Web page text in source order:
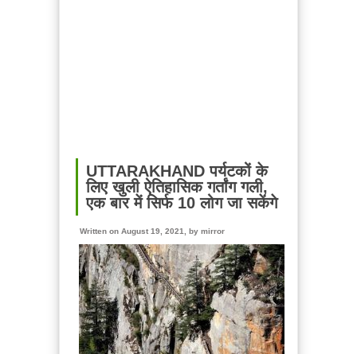
UTTARAKHAND पर्यटकों के
लिए खुली ऐतिहासिक गर्तांग गली,
एक बार में सिर्फ 10 लोग जा सकेंगे
Written on August 19, 2021, by mirror